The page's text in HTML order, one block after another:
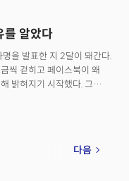
것"이라며
시키기가 더욱 어려워질
민주화, 그리고 게임 회사
문이다.
를 알았다
을 발표한 지 2달이 돼간다.
씩 걷히고 페이스북이 왜
밝혀지기 시작했다. 그
셜미디어 이후 메이저가 될
의 리브랜딩과 메타버스
모바일로 간 것처럼 우리는
다음